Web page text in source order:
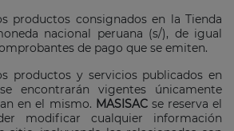
productos consignados en la Tienda
nacional peruana (s/), de igual
de pago que se emiten.
productos y servicios publicados en
encontrarán vigentes únicamente
en el mismo. MASISACse reserva el
modificar cualquier información